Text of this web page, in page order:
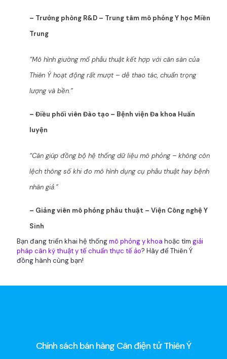
– Trưởng phòng R&D – Trung tâm mô phỏng Y học Miền
Trung
“Mô hình giường mổ phẫu thuật kết hợp với cân sàn của
Thiên Ý hoạt động rất mượt – dễ thao tác, chuẩn trọng
lượng và bền.”
– Điều phối viên Đào tạo – Bệnh viện Đa khoa Huấn
luyện
“Cân giúp đồng bộ hệ thống dữ liệu mô phỏng – không còn
lệch thông số khi đo mô hình dụng cụ phẫu thuật hay bệnh
nhân giả.”
– Giảng viên mô phỏng phẫu thuật – Viện Công nghệ Y
Sinh
Bạn đang triển khai hệ thốngmô phỏng y khoa hoặc tìm giải
pháp cân kỹ thuật y tế chuẩn thực tế ảo? Hãy để Thiên Ý
đồng hành cùng bạn!
Chính sách bán hàng Cân điện tử Thiên Ý